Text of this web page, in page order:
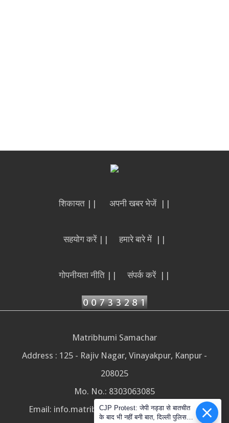
शिकायत || अपनी खबर भेजें ||
सहयोग करें || हमारे बारे में ||
गोपनीयता नीति || संपर्क करें ||
Matribhumi Samachar
Address : 125 - Rajiv Nagar, Vinayakpur, Kanpur -
208025
Mo. No.: 8303063085
Email: info.matribhumisamachar@gmail.com
CJP Protest: जेपी नड्डा से बातचीत
के बाद भी नहीं बनी बात, दिल्ली पुलिस ने